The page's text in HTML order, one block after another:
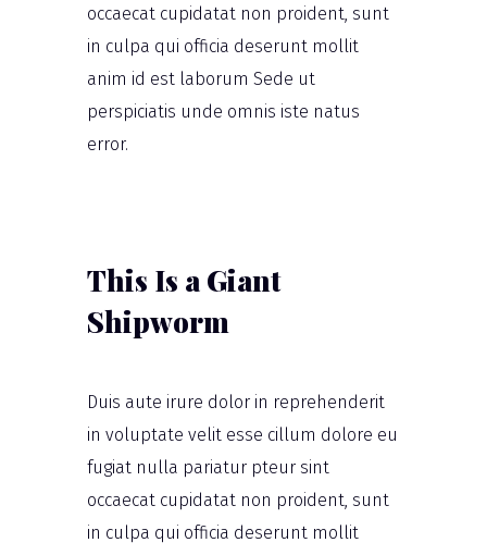
occaecat cupidatat non proident, sunt
in culpa qui officia deserunt mollit
anim id est laborum Sede ut
perspiciatis unde omnis iste natus
error.
This Is a Giant
Shipworm
Duis aute irure dolor in reprehenderit
in voluptate velit esse cillum dolore eu
fugiat nulla pariatur pteur sint
occaecat cupidatat non proident, sunt
in culpa qui officia deserunt mollit